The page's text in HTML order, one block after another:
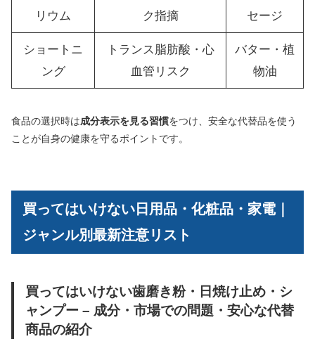
リウム
ク指摘
セージ
ショートニ
ング
トランス脂肪酸・心
血管リスク
バター・植
物油
食品の選択時は成分表示を見る習慣をつけ、安全な代替品を使う
ことが自身の健康を守るポイントです。
買ってはいけない日用品・化粧品・家電｜
ジャンル別最新注意リスト
買ってはいけない歯磨き粉・日焼け止め・シ
ャンプー – 成分・市場での問題・安心な代替
商品の紹介